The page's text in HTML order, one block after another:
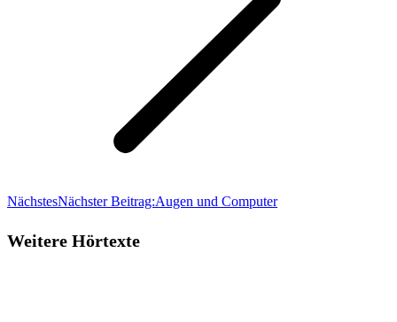
NächstesNächster Beitrag:Augen und Computer
Weitere Hörtexte